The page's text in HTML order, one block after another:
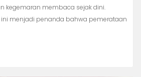
kegemaran membaca sejak dini.
menjadi penanda bahwa pemerataan